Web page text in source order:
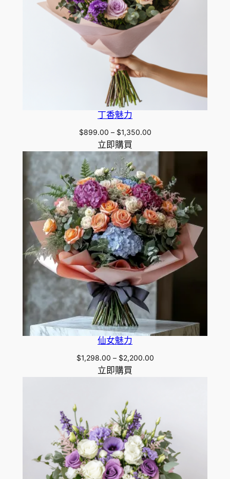
丁香魅力
$899.00 – $1,350.00Price
$899.00
through
$1,350.00
立即購買
仙女魅力
$1,298.00 – $2,200.00Price
立即購買